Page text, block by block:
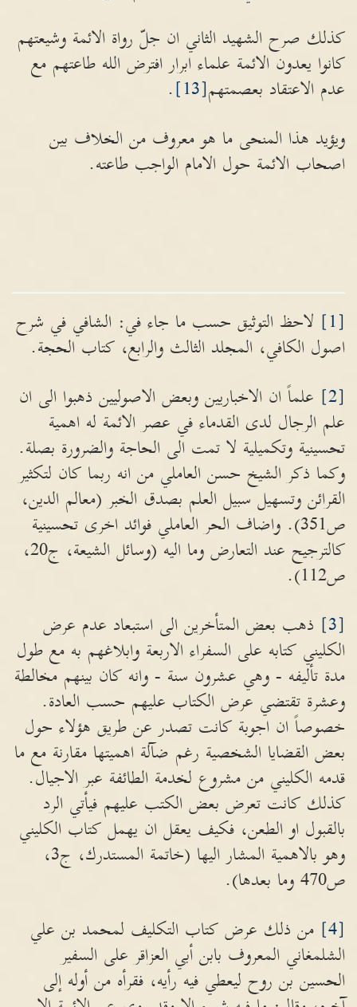
كذلك صرح الشهيد الثاني ان جلّ رواة الائمة وشيعتهم
كانوا يعدون الائمة علماء ابرار افترض الله طاعتهم مع
عدم الاعتقاد بعصمتهم[13]
.
ويؤيد هذا المنحى ما هو معروف من الخلاف بين
اصحاب الائمة حول الامام الواجب طاعته.
[1]
لاحظ التوثيق حسب ما جاء في: الشافي في شرح
اصول الكافي، المجلد الثالث والرابع، كتاب الحجة.
[2]
علماً ان الاخباريين وبعض الاصوليين ذهبوا الى ان
علم الرجال لدى القدماء في عصر الائمة له اهمية
تحسينية وتكميلية لا تمت الى الحاجة والضرورة بصلة.
وكما ذكر الشيخ حسن العاملي من انه ربما كان لتكثير
القرائن وتسهيل سبيل العلم بصدق الخبر (معالم الدين،
ص351). واضاف الحر العاملي فوائد اخرى تحسينية
كالترجيح عند التعارض وما اليه (وسائل الشيعة، ج20،
ص112).
[3]
ذهب بعض المتأخرين الى استبعاد عدم عرض
الكليني كتابه على السفراء الاربعة وابلاغهم به مع طول
مدة تأليفه - وهي عشرون سنة - وانه كان بينهم مخالطة
وعشرة تقتضي عرض الكتاب عليهم حسب العادة.
خصوصاً ان اجوبة كانت تصدر عن طريق هؤلاء حول
بعض القضايا الشخصية رغم ضآلة اهميتها مقارنة مع ما
قدمه الكليني من مشروع لخدمة الطائفة عبر الاجيال.
كذلك كانت تعرض بعض الكتب عليهم فيأتي الرد
بالقبول او الطعن، فكيف يعقل ان يهمل كتاب الكليني
وهو بالاهمية المشار اليها (خاتمة المستدرك، ج3،
ص470 وما بعدها).
[4]
من ذلك عرض كتاب التكليف لمحمد بن علي
الشلمغاني المعروف بابن أبي العزاقر على السفير
الحسين بن روح ليعطي فيه رأيه، فقرأه من أوله إلى